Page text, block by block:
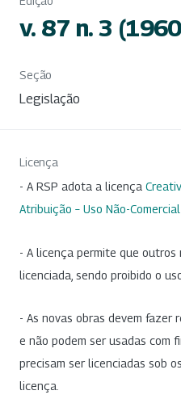
v. 87 n. 3
Seção
Legislação
Licença
- A RSP adota a licença
Atribuição – Uso Não-Comercial
- A licença permite que outros
licenciada, sendo proibido o
- As novas obras devem fazer
e não podem ser usadas com
precisam ser licenciadas sob
licença.